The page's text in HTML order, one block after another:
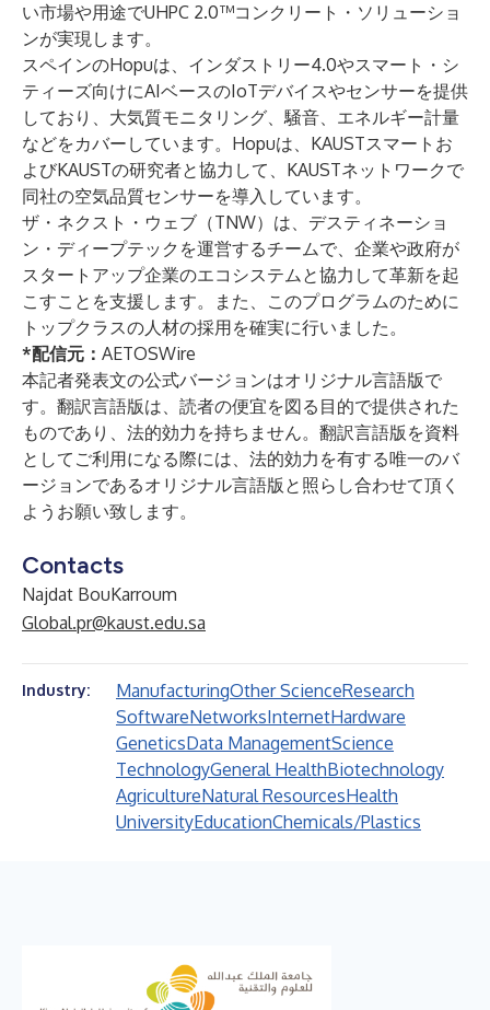
い市場や用途でUHPC 2.0™コンクリート・ソリューショ
ンが実現します。
スペインのHopuは、インダストリー4.0やスマート・シ
ティーズ向けにAIベースのIoTデバイスやセンサーを提供
しており、大気質モニタリング、騒音、エネルギー計量
などをカバーしています。Hopuは、KAUSTスマートお
よびKAUSTの研究者と協力して、KAUSTネットワークで
同社の空気品質センサーを導入しています。
ザ・ネクスト・ウェブ（TNW） は、デスティネーショ
ン・ディープテックを運営するチームで、企業や政府が
スタートアップ企業のエコシステムと協力して革新を起
こすことを支援します。また、このプログラムのために
トップクラスの人材の採用を確実に行いました。
*配信元： AETOSWire
本記者発表文の公式バージョンはオリジナル言語版で
す。翻訳言語版は、読者の便宜を図る目的で提供された
ものであり、法的効力を持ちません。翻訳言語版を資料
としてご利用になる際には、法的効力を有する唯一のバ
ージョンであるオリジナル言語版と照らし合わせて頂く
ようお願い致します。
Contacts
Najdat BouKarroum
Global.pr@kaust.edu.sa
Industry: ManufacturingOther ScienceResearch
SoftwareNetworksInternetHardware
GeneticsData ManagementScience
TechnologyGeneral HealthBiotechnology
AgricultureNatural ResourcesHealth
UniversityEducationChemicals/Plastics